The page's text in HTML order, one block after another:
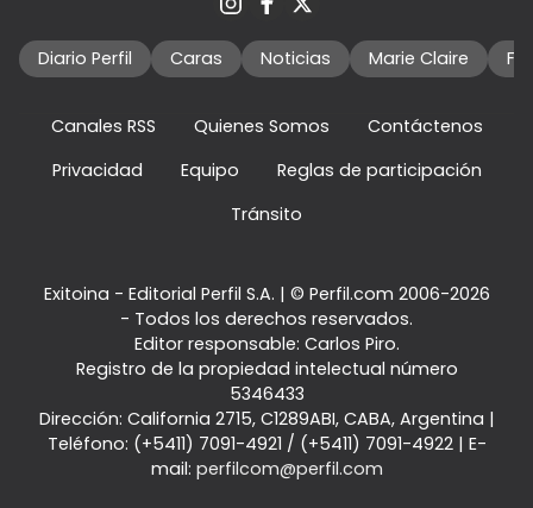
Diario Perfil Caras Noticias Marie Claire
Canales RSS Quienes Somos
Contáctenos
Privacidad
Equipo
Reglas de participación
Tránsito
Exitoina - Editorial Perfil S.A. | © Perfil.com 2006-2026
- Todos los derechos reservados.
Editor responsable: Carlos Piro.
Registro de la propiedad intelectual número
5346433
Dirección: California 2715, C1289ABI, CABA, Argentina |
Teléfono: (+5411) 7091-4921 / (+5411) 7091-4922| E-
mail: perfilcom@perfil.com